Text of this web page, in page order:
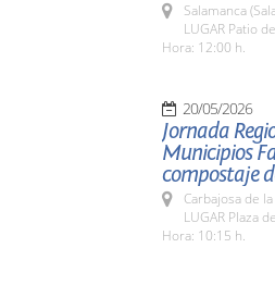
Salamanca
LUGAR Patio
Hora: 12:00 h.
20/05/2026
Jornada
Municipios
compostaje
Carbajosa de
LUGAR Plaza
Hora: 10:15 h.